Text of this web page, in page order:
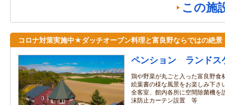
この施
コロナ対策実施中★ダッチオーブン料理と富良野ならではの絶景
ペンション ランドス
鶏や野菜が丸ごと入った富良野食
絵葉書の様な風景をお楽しみ下さ
全客室、館内各所に空間除菌機を
沫防止カーテン設置 等